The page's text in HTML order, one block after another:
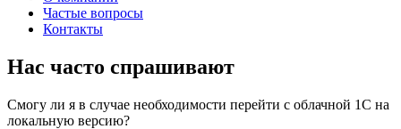
Частые вопросы
Контакты
Нас часто спрашивают
Смогу ли я в случае необходимости перейти с облачной 1С на
локальную версию?